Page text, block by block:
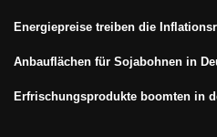
Energiepreise treiben die
Anbauflächen für Sojabohnen in
Erfrischungsprodukte boomten in